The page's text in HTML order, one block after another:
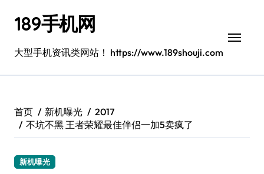
189手机网
大型手机资讯类网站！ https://www.189shouji.com
首页 新机曝光
2017
不坑不黑 王者荣耀最佳伴侣一加5卖疯了
新机曝光